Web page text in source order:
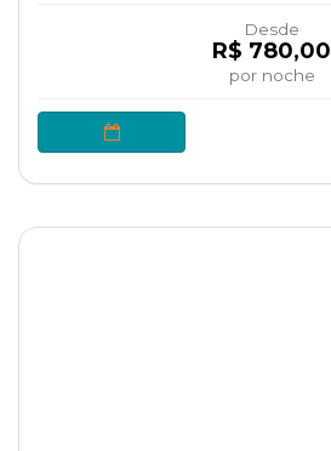
Desde
R$ 780,00
por noche